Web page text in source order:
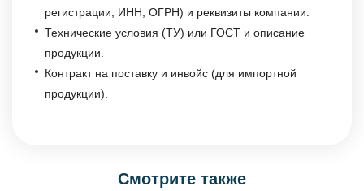
регистрации, ИНН, ОГРН) и реквизиты компании.
Технические условия (ТУ) или ГОСТ и описание
продукции.
Контракт на поставку и инвойс (для импортной
продукции).
Смотрите также